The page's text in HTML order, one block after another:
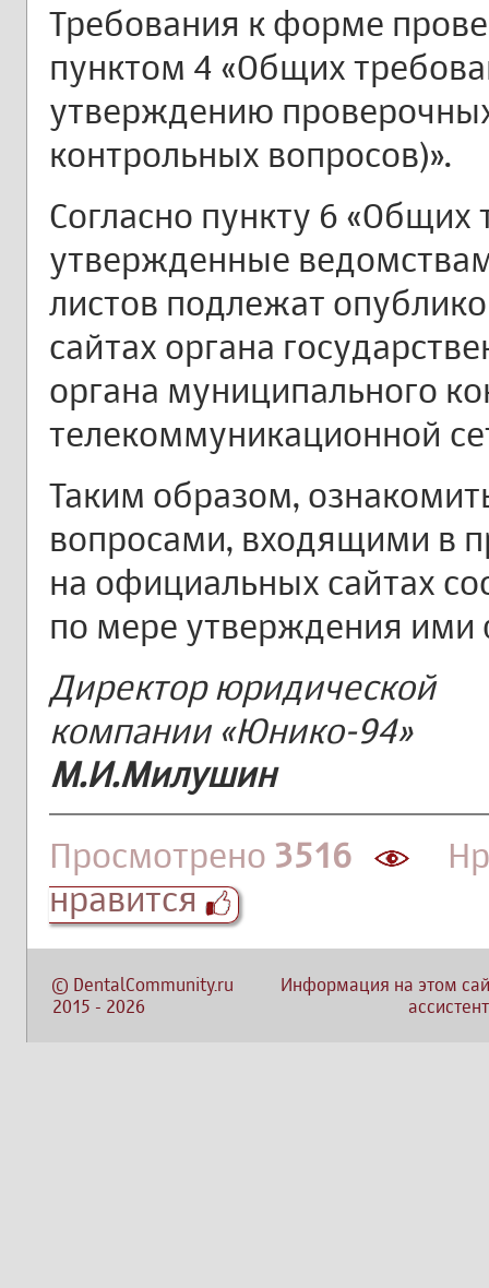
Требования к форме
пунктом 4 «Общих
утверждению
контрольных вопросов)».
Согласно пункту 6 «Общих
утвержденные
листов подлежат
сайтах органа
органа муниципального
телекоммуникационной
Таким образом,
вопросами, входящими в
на официальных сайтах
по мере утверждения
Директор юридической
компании «Юнико-94»
М.И.Милушин
Просмотрено 3516
нравится
© DentalCommunity.ru
2015 - 2026
Информация на этом